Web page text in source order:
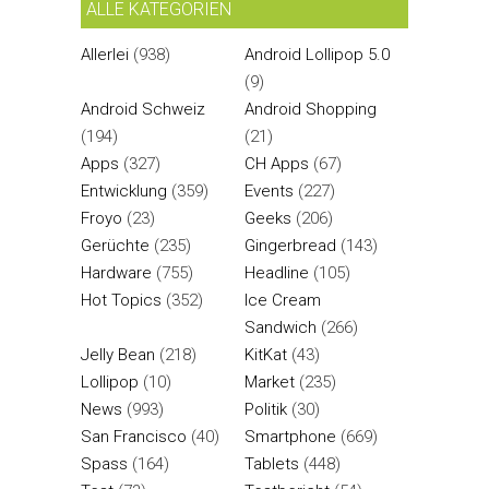
ALLE KATEGORIEN
Allerlei (938)
Android Lollipop 5.0
(9)
Android Schweiz
(194)
Android Shopping
(21)
Apps (327) CH Apps (67)
Entwicklung (359) Events (227)
Froyo (23) Geeks (206)
Gerüchte (235) Gingerbread (143)
Hardware (755) Headline (105)
Hot Topics (352)
Ice Cream
Sandwich (266)
Jelly Bean (218) KitKat (43)
Lollipop (10) Market (235)
News (993) Politik (30)
San Francisco (40) Smartphone (669)
Spass (164) Tablets (448)